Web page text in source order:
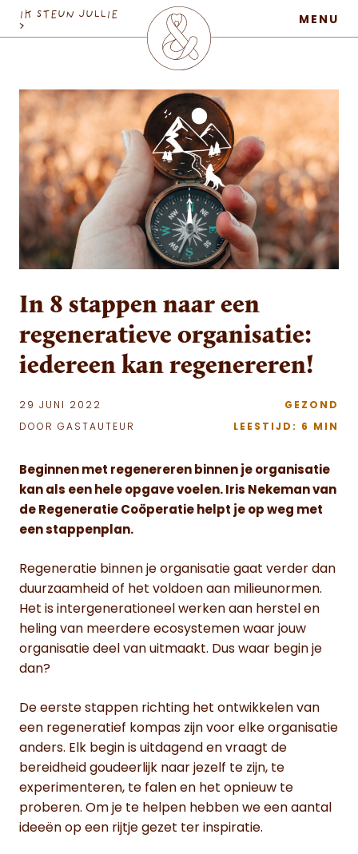
MaatschapWij
MENU
IK STEUN JULLIE
>
In 8 stappen naar een
regeneratieve organisatie:
iedereen kan regenereren!
29 JUNI 2022
DOOR GASTAUTEUR
GEZOND
LEESTIJD: 6 MIN
Beginnen met regenereren binnen je organisatie
kan als een hele opgave voelen. Iris Nekeman van
de Regeneratie Coöperatie helpt je op weg met
een stappenplan.
Regeneratie binnen je organisatie gaat verder dan
duurzaamheid of het voldoen aan milieunormen.
Het is intergenerationeel werken aan herstel en
heling van meerdere ecosystemen waar jouw
organisatie deel van uitmaakt. Dus waar begin je
dan?
De eerste stappen richting het ontwikkelen van
een regeneratief kompas zijn voor elke organisatie
anders. Elk begin is uitdagend en vraagt de
bereidheid goudeerlijk naar jezelf te zijn, te
experimenteren, te falen en het opnieuw te
proberen. Om je te helpen hebben we een aantal
ideeën op een rijtje gezet ter inspiratie.